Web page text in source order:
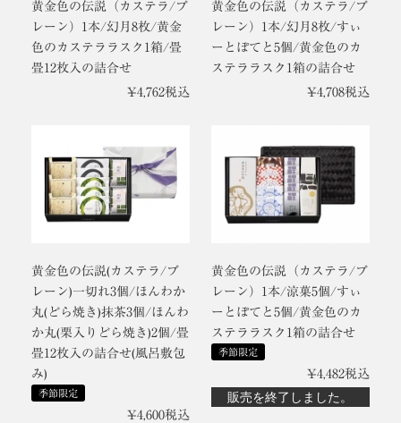
黄金色の伝説（カステラ/プ
レーン）1本/幻月8枚/黄金
色のカステララスク1箱/畳
畳12枚入の詰合せ
¥4,762税込
黄金色の伝説（カステラ/プ
レーン）1本/幻月8枚/すぃ
ーとぽてと5個/黄金色のカ
ステララスク1箱の詰合せ
¥4,708税込
黄金色の伝説(カステラ/プ
レーン)一切れ3個/ほんわか
丸(どら焼き)抹茶3個/ほんわ
か丸(栗入りどら焼き)2個/畳
畳12枚入の詰合せ(風呂敷包
み)
季節限定
¥4,600税込
黄金色の伝説（カステラ/プ
レーン）1本/涼菓5個/すぃ
ーとぽてと5個/黄金色のカ
ステララスク1箱の詰合せ
季節限定
¥4,482税込
販売を終了しました。